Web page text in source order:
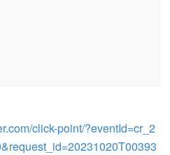
click-point/?eventId=cr_2